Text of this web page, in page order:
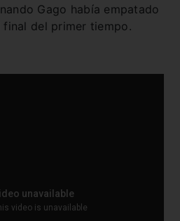
Gago había empatado
del primer tiempo.